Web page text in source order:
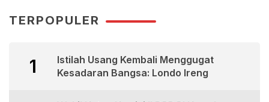
TERPOPULER
1
Istilah Usang Kembali Menggugat
Kesadaran Bangsa: Londo Ireng